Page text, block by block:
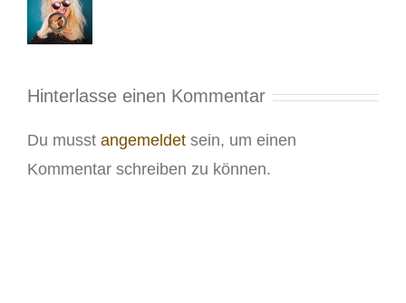
Hinterlasse einen Kommentar
Du musst angemeldet sein, um einen
Kommentar schreiben zu können.